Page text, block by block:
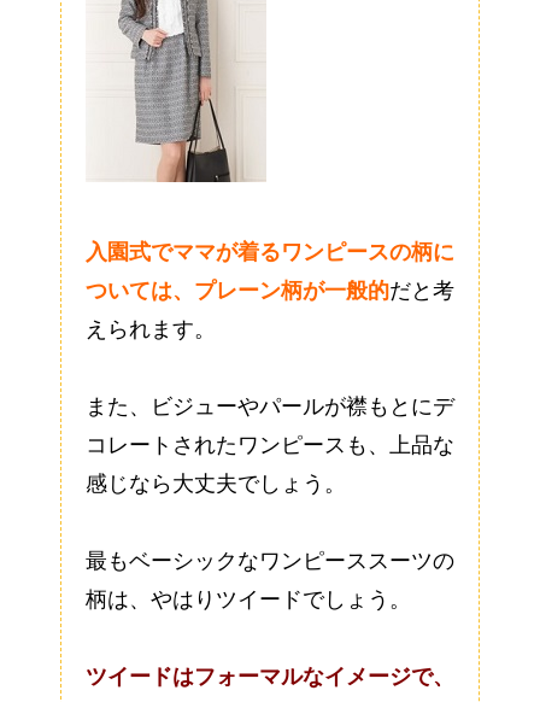
入園式でママが着るワンピースの柄に
ついては、プレーン柄が一般的だと考
えられます。
また、ビジューやパールが襟もとにデ
コレートされたワンピースも、上品な
感じなら大丈夫でしょう。
最もベーシックなワンピーススーツの
柄は、やはりツイードでしょう。
ツイードはフォーマルなイメージで、